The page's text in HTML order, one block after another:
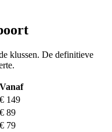
klussen. De definitieve
Vanaf
€ 149
€ 89
€ 79